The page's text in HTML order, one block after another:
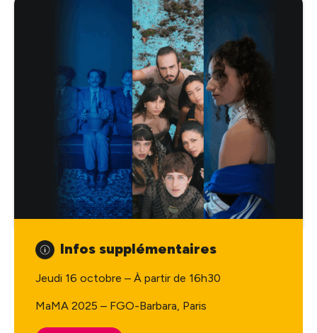
Infos supplémentaires
Jeudi 16 octobre – À partir de 16h30
MaMA 2025 – FGO-Barbara, Paris